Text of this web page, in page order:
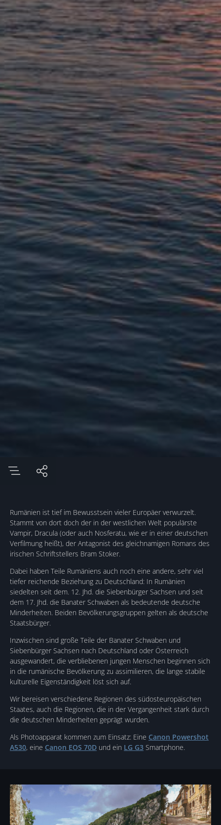
Rumänien ist tief im Bewusstsein vieler Europäer verwurzelt.
Stammt von dort doch der in der westlichen Welt populärste
Vampir, Dracula (oder auch Nosferatu, wie er in einer deutschen
Verfilmung heißt), der Antagonist des gleichnamigen Romans des
irischen Schriftstellers Bram Stoker.
Dabei haben Teile Rumäniens auch noch eine andere, sehr viel
tiefer reichende Beziehung zu Deutschland: In Rumänien
siedelten seit dem. 12. Jhd. die Siebenbürger Sachsen und seit
dem 17. Jhd. die Banater Schwaben als bedeutende deutsche
Minderheiten. Beiden Bevölkerungsgruppen gelten als deutsche
Staatsbürger.
Inzwischen sind große Teile der Banater Schwaben und
Siebenbürger Sachsen nach Deutschland oder Österreich
ausgewandert, die verbliebenen jungen Menschen beginnen sich
in die rumänische Bevölkerung zu assimilieren, die lange stabile
kulturelle Eigenständigkeit löst sich auf.
Wir bereisen verschiedene Regionen des südosteuropäischen
Staates, auch die Regionen, die in der Vergangenheit stark durch
die deutschen Minderheiten geprägt wurden.
Als Photoapparat kommen zum Einsatz: Eine Canon Powershot
A530, eine Canon EOS 70D und ein LG G3 Smartphone.